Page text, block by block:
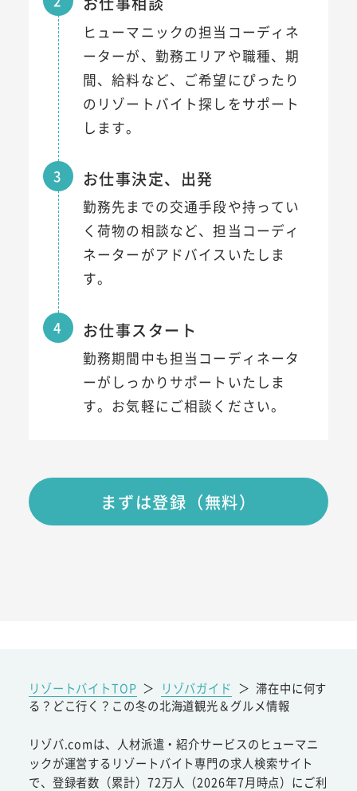
ヒューマニックの担当コーディネ
ーターが、勤務エリアや職種、期
間、給料など、ご希望にぴったり
のリゾートバイト探しをサポート
します。
3 お仕事決定、出発
勤務先までの交通手段や持ってい
く荷物の相談など、担当コーディ
ネーターがアドバイスいたしま
す。
4 お仕事スタート
勤務期間中も担当コーディネータ
ーがしっかりサポートいたしま
す。お気軽にご相談ください。
まずは登録（無料）
リゾートバイトTOP ＞ リゾバガイド ＞ 滞在中に何す
る？どこ行く？この冬の北海道観光＆グルメ情報
リゾバ.comは、人材派遣・紹介サービスのヒューマニ
ックが運営するリゾートバイト専門の求人検索サイト
で、登録者数（累計）72万人（2026年7月時点）にご利